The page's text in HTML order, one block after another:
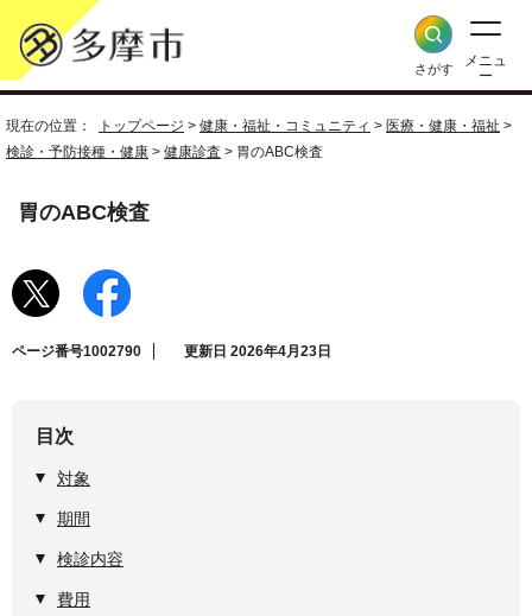
さがす
メニュ
ー
現在の位置： トップページ > 健康・福祉・コミュニティ > 医療・健康・福祉 >
検診・予防接種・健康 > 健康診査 > 胃のABC検査
胃のABC検査
ページ番号1002790 更新日 2026年4月23日
目次
対象
期間
検診内容
費用